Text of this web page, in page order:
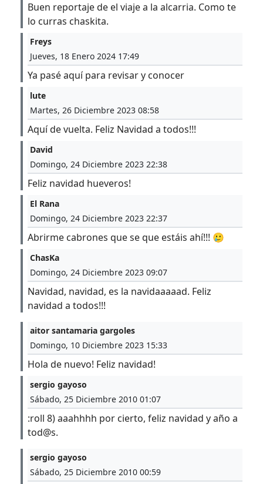
Buen reportaje de el viaje a la alcarria. Como te
lo curras chaskita.
Freys
Jueves, 18 Enero 2024 17:49
Ya pasé aquí para revisar y conocer
lute
Martes, 26 Diciembre 2023 08:58
Aquí de vuelta. Feliz Navidad a todos!!!
David
Domingo, 24 Diciembre 2023 22:38
Feliz navidad hueveros!
El Rana
Domingo, 24 Diciembre 2023 22:37
Abrirme cabrones que se que estáis ahí!!! 🥲
ChasKa
Domingo, 24 Diciembre 2023 09:07
Navidad, navidad, es la navidaaaaad. Feliz
navidad a todos!!!
aitor santamaria gargoles
Domingo, 10 Diciembre 2023 15:33
Hola de nuevo! Feliz navidad!
sergio gayoso
Sábado, 25 Diciembre 2010 01:07
:roll 8) aaahhhh por cierto, feliz navidad y año a
tod@s.
sergio gayoso
Sábado, 25 Diciembre 2010 00:59